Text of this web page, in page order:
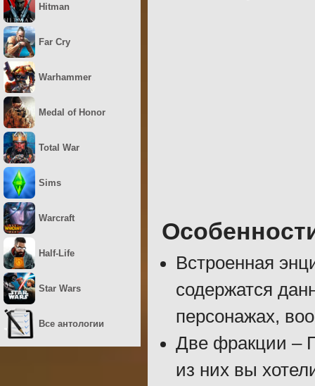
Встроенная
содержатся
персонажах,
Две фракции –
из них вы
Hitman
Far Cry
Warhammer
Medal of Honor
Total War
Sims
Warcraft
Half-Life
Star Wars
Все антологии